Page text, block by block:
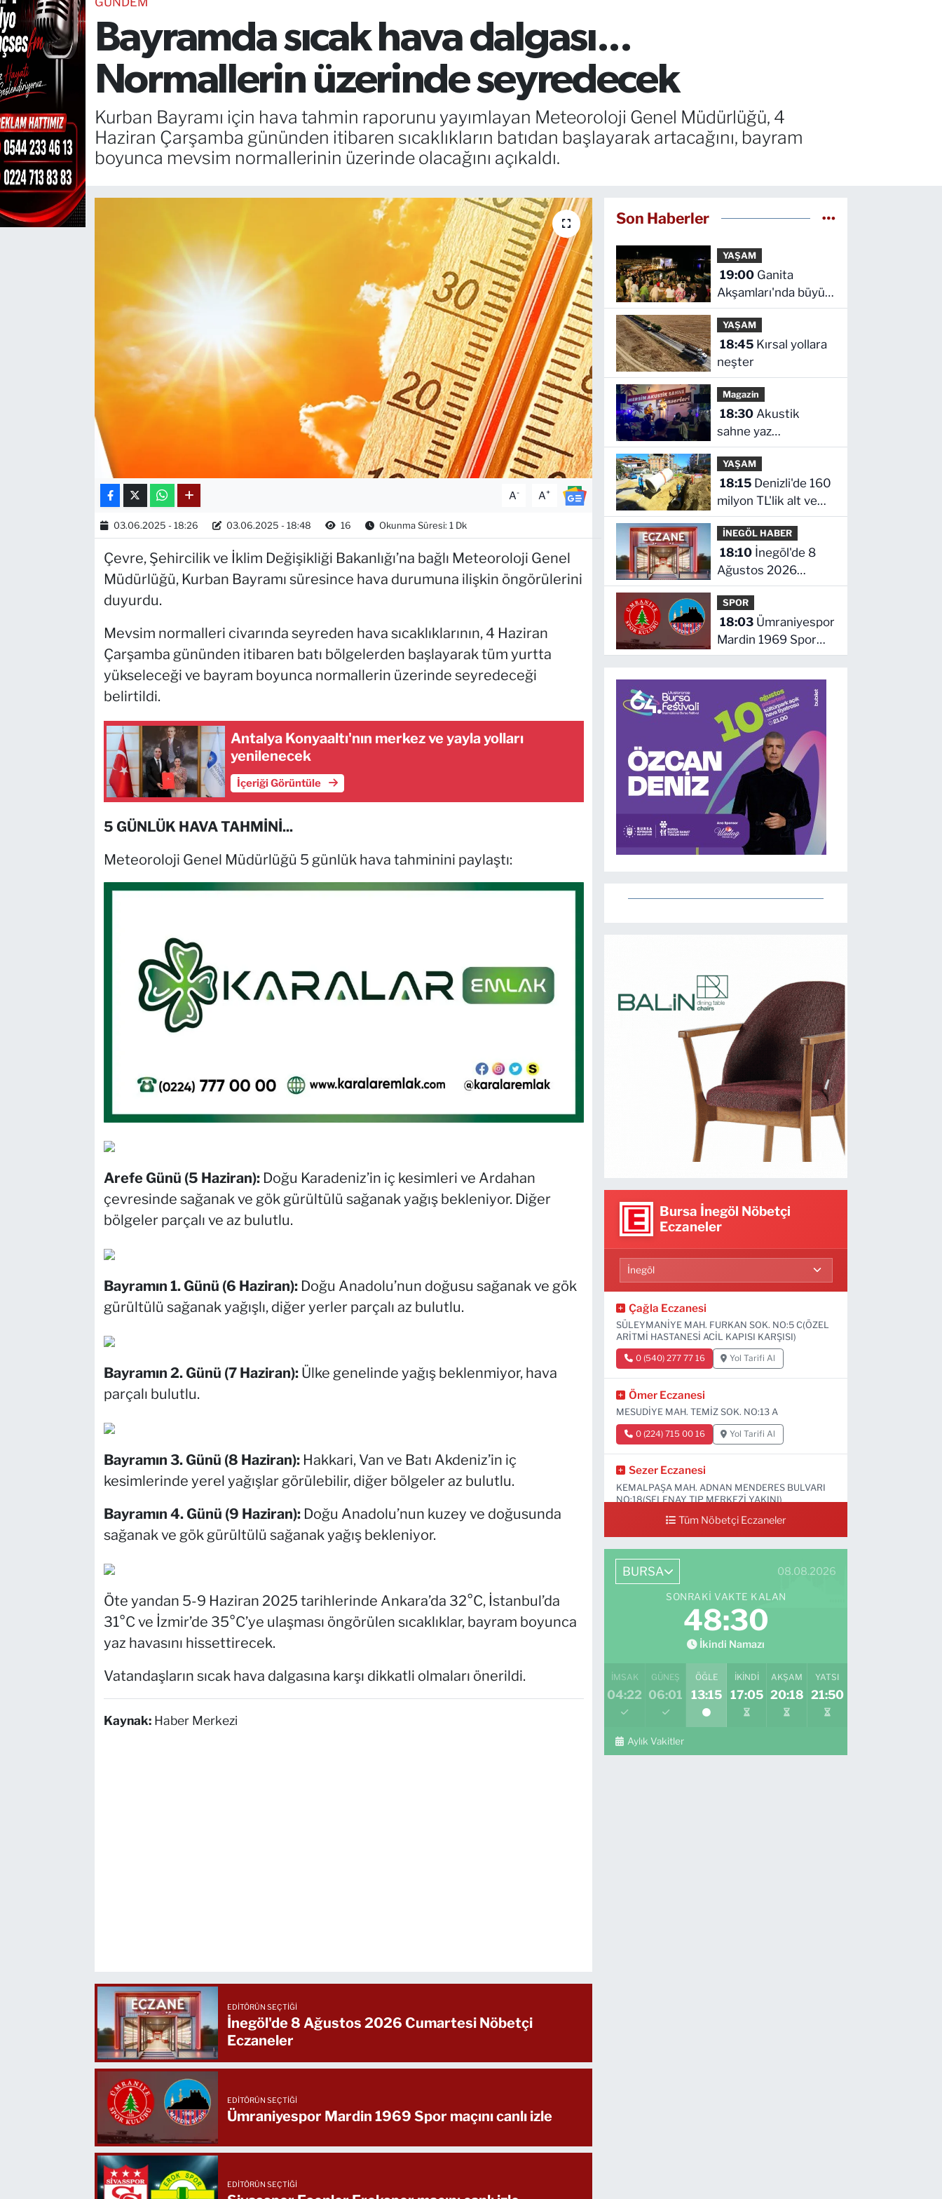
Bayramda sıcak hava dalgası...
Normallerin üzerinde seyredecek
Kurban Bayramı için hava tahmin raporunu yayımlayan Meteoroloji Genel Müdürlüğü, 4
Haziran Çarşamba gününden itibaren sıcaklıkların batıdan başlayarak artacağını, bayram
boyunca mevsim normallerinin üzerinde olacağını açıkaldı.
A- A+
03.06.2025 - 18:26 03.06.2025 - 18:48 16 Okunma Süresi: 1 Dk
Çevre, Şehircilik ve İklim Değişikliği Bakanlığı’na bağlı Meteoroloji Genel
Müdürlüğü, Kurban Bayramı süresince hava durumuna ilişkin öngörülerini
duyurdu.
Mevsim normalleri civarında seyreden hava sıcaklıklarının, 4 Haziran
Çarşamba gününden itibaren batı bölgelerden başlayarak tüm yurtta
yükseleceği ve bayram boyunca normallerin üzerinde seyredeceği
belirtildi.
Antalya Konyaaltı'nın merkez ve yayla yolları
yenilenecek
İçeriği Görüntüle
5 GÜNLÜK HAVA TAHMİNİ...
Meteoroloji Genel Müdürlüğü 5 günlük hava tahminini paylaştı:
Arefe Günü (5 Haziran): Doğu Karadeniz’in iç kesimleri ve Ardahan
çevresinde sağanak ve gök gürültülü sağanak yağış bekleniyor. Diğer
bölgeler parçalı ve az bulutlu.
Bayramın 1. Günü (6 Haziran): Doğu Anadolu’nun doğusu sağanak ve gök
gürültülü sağanak yağışlı, diğer yerler parçalı az bulutlu.
Bayramın 2. Günü (7 Haziran): Ülke genelinde yağış beklenmiyor, hava
parçalı bulutlu.
Bayramın 3. Günü (8 Haziran): Hakkari, Van ve Batı Akdeniz’in iç
kesimlerinde yerel yağışlar görülebilir, diğer bölgeler az bulutlu.
Bayramın 4. Günü (9 Haziran): Doğu Anadolu’nun kuzey ve doğusunda
sağanak ve gök gürültülü sağanak yağış bekleniyor.
Öte yandan 5-9 Haziran 2025 tarihlerinde Ankara’da 32°C, İstanbul’da
31°C ve İzmir’de 35°C’ye ulaşması öngörülen sıcaklıklar, bayram boyunca
yaz havasını hissettirecek.
Vatandaşların sıcak hava dalgasına karşı dikkatli olmaları önerildi.
Kaynak: Haber Merkezi
EDITÖRÜN SEÇTIĞI
İnegöl'de 8 Ağustos 2026 Cumartesi Nöbetçi
Eczaneler
EDITÖRÜN SEÇTIĞI
Ümraniyespor Mardin 1969 Spor maçını canlı izle
EDITÖRÜN SEÇTIĞI
Son Haberler
YAŞAM
19:00
Akşamları'nda büyük
coşku
YAŞAM
18:45
neşter
Magazin
18:30
sahne yaz
akşamlarına ritim
katıyor
YAŞAM
18:15
milyon TL'lik alt ve
üstyapı yatırımı
İNEGÖL HABER
18:10
Ağustos 2026
Cumartesi Nöbetçi
Eczaneler
SPOR
18:03
Mardin 1969 Spor
maçını canlı izle
Bursa İnegöl Nöbetçi
Eczaneler
Çağla Eczanesi
SÜLEYMANİYE MAH. FURKAN SOK. NO:5 C(ÖZEL
ARİTMİ HASTANESİ ACİL KAPISI KARŞISI)
0 (540) 277 77 16 Yol Tarifi Al
Ömer Eczanesi
MESUDİYE MAH. TEMİZ SOK. NO:13 A
0 (224) 715 00 16 Yol Tarifi Al
Sezer Eczanesi
KEMALPAŞA MAH. ADNAN MENDERES BULVARI
NO:18(SELENAY TIP MERKEZİ YAKINI)
0 (224) 711 64 49 Yol Tarifi Al
Tüm Nöbetçi Eczaneler
BURSA 08.08.2026
SONRAKI VAKTE KALAN
48:29
İkindi Namazı
İMSAK
04:22
GÜNEŞ
06:01
ÖĞLE
13:15
İKINDI
17:05
AKŞAM
20:18
YATSI
21:50
Aylık Vakitler
TEKNOLOJİ
CANLI DİNLE
RESMİ İLANLAR
Gencsesfm Canlı Dinle